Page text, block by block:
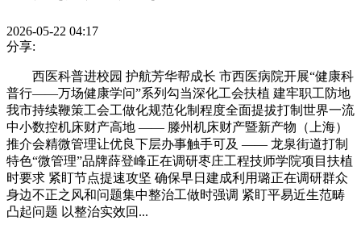
2026-05-22 04:17
分享:
西医科普进校园 护航芳华帮成长 市西医病院开展“健康科
普行——万场健康学问”系列勾当深化工会扶植 建牢职工防地
我市持续鞭策工会工做化规范化制程度全面提拔打制世界一流
中小数控机床财产高地 —— 滕州机床财产暨新产物（上海）
推介会精微管理让优良下层办事触手可及 —— 龙泉街道打制
特色“微管理”品牌薛登峰正在调研枣庄工程技师学院项目扶植
时要求 紧盯节点提速攻坚 确保早日建成利用璐正在调研群众
身边不正之风和问题集中整治工做时强调 紧盯平易近生范畴
凸起问题 以整治实效回...